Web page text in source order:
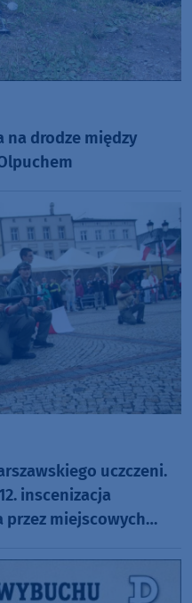
na drodze między
uczczeni.
inscenizacja
przez miejscowych